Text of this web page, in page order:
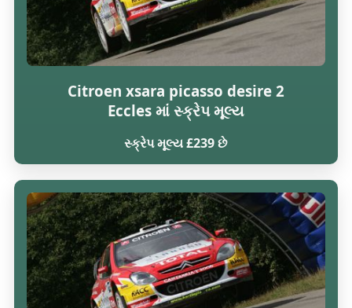
Citroen xsara picasso desire 2
Eccles માં સ્ક્રેપ મૂલ્ય
સ્ક્રેપ મૂલ્ય £239 છે